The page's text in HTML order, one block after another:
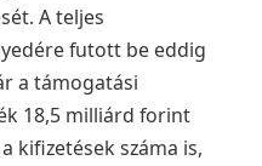
A teljes
futott be eddig
a támogatási
18,5 milliárd forint
kifizetések száma is,